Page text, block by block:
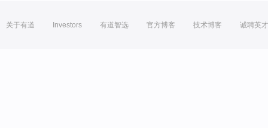
关于有道 Investors 有道智选 官方博客 技术博客 诚聘英才